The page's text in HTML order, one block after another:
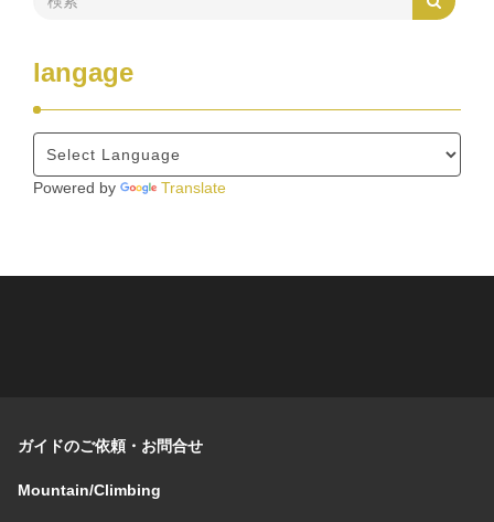
langage
Powered by Translate
ガイドのご依頼・お問合せ
Mountain/Climbing